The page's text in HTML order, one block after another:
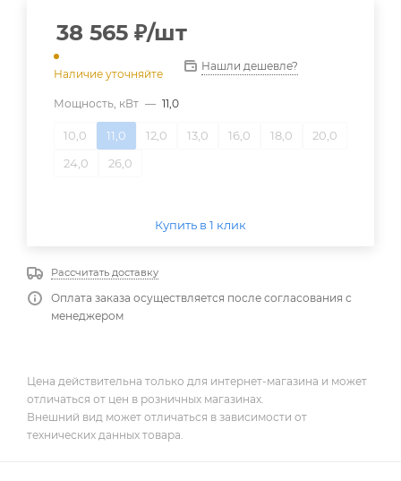
38 565 ₽/шт
Наличие уточняйте
Нашли дешевле?
Мощность, кВт — 11,0
10,0 11,0 12,0 13,0 16,0 18,0
20,0
24,0
26,0
Купить в 1 клик
Рассчитать доставку
Оплата заказа осуществляется после согласования с
менеджером
Цена действительна только для интернет-магазина и может
отличаться от цен в розничных магазинах.
Внешний вид может отличаться в зависимости от
технических данных товара.